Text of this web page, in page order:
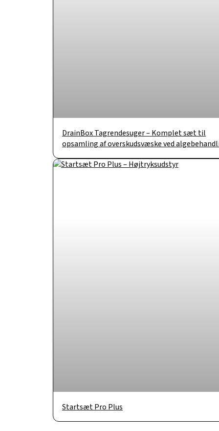
DrainBox Tagrendesuger – Komplet sæt til
opsamling af overskudsvæske ved
Startsæt Pro Plus